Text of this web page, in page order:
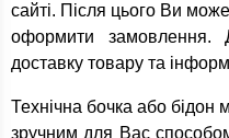
сайті. Після цього Ви
оформити замовлення.
доставку товару та
Технічна бочка або бідон
зручним для Вас